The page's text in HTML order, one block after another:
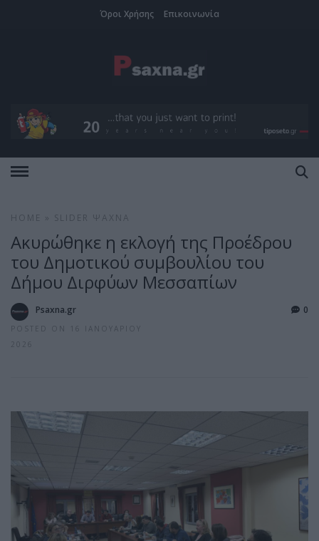
Όροι Χρήσης Επικοινωνία
HOME SLIDER ΨΑΧΝΆ
Ακυρώθηκε η εκλογή της Προέδρου
του Δημοτικού συμβουλίου του
Δήμου Διρφύων Μεσσαπίων
Psaxna.gr
POSTED ON 16 ΙΑΝΟΥΑΡΊΟΥ
2026
0